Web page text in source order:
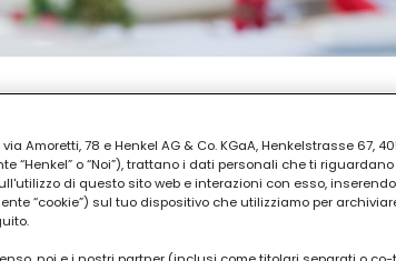
e 30
Amoretti, 78 e Henkel AG & Co. KGaA, Henkelstrasse 67,
“Henkel” o “Noi”), trattano i dati personali che ti
di questo sito web e interazioni con esso,
“cookie”) sul tuo dispositivo che utilizziamo per